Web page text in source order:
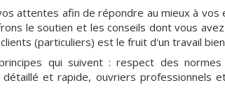
attentes afin de répondre au mieux à
le soutien et les conseils dont vous
(particuliers) est le fruit d'un travail
qui suivent : respect des normes
et rapide, ouvriers professionnels